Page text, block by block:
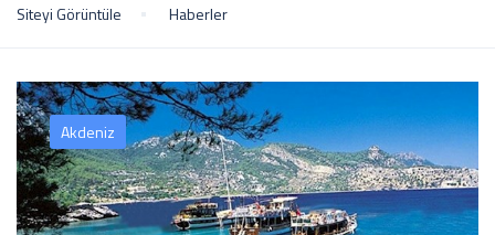
Siteyi Görüntüle Haberler
Akdeniz